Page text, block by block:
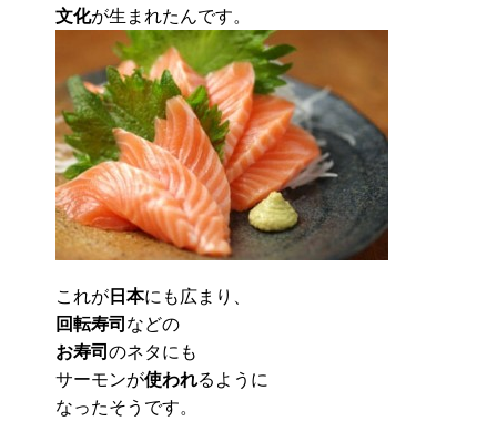
文化が生まれたんです。
これが 日本にも広まり、
回転寿司 などの
お寿司 のネタにも
サーモンが使われるように
なったそうです。